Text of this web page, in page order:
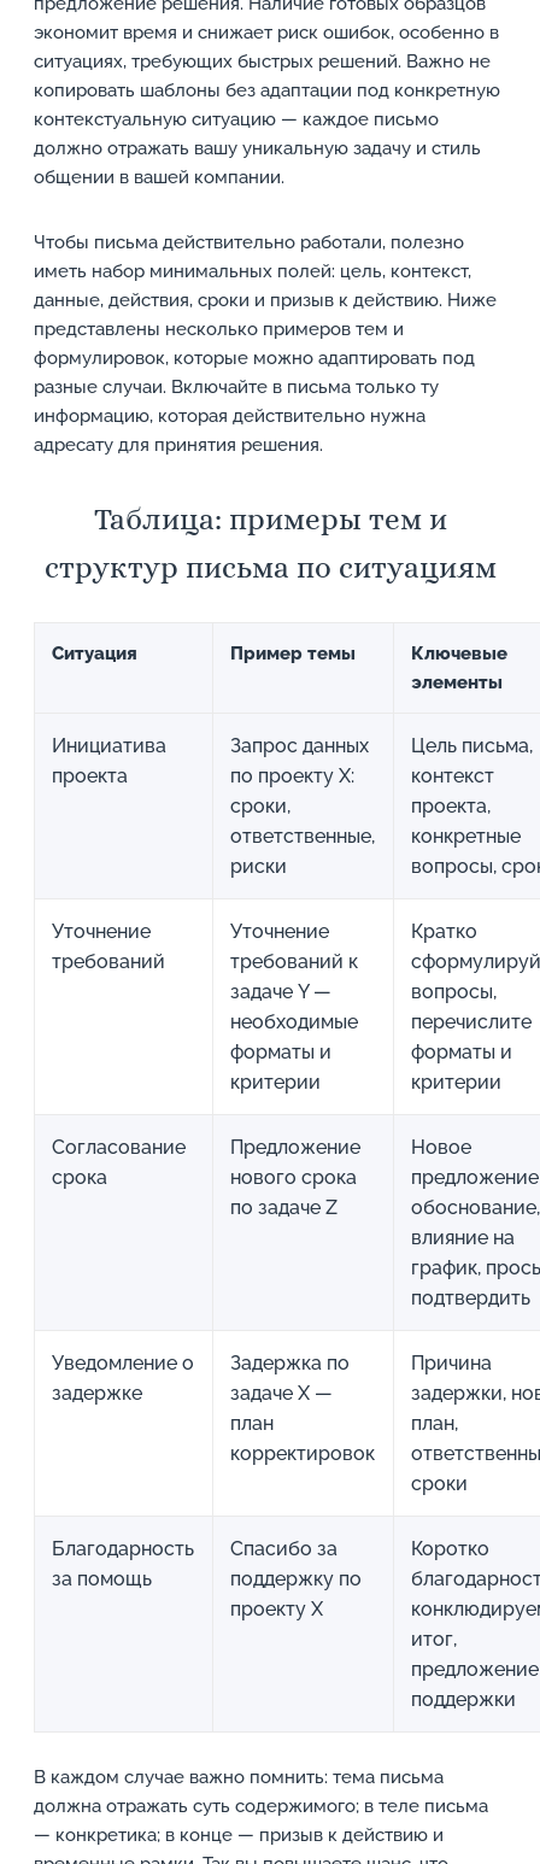
экономит время и снижает риск ошибок, особенно в
ситуациях, требующих быстрых решений. Важно не
копировать шаблоны без адаптации под конкретную
контекстуальную ситуацию — каждое письмо
должно отражать вашу уникальную задачу и стиль
общении в вашей компании.
Чтобы письма действительно работали, полезно
иметь набор минимальных полей: цель, контекст,
данные, действия, сроки и призыв к действию. Ниже
представлены несколько примеров тем и
формулировок, которые можно адаптировать под
разные случаи. Включайте в письма только ту
информацию, которая действительно нужна
адресату для принятия решения.
Таблица: примеры тем и
структур письма по ситуациям
Ситуация Пример темы
Ключевые
элементы
Инициатива
проекта
Запрос данных
по проекту X:
сроки,
ответственные,
риски
Цель письма,
контекст
проекта,
конкретные
вопросы,
Уточнение
требований
Уточнение
требований к
задаче Y —
необходимые
форматы и
критерии
Кратко
вопросы,
перечислите
форматы и
критерии
Согласование
срока
Предложение
нового срока
по задаче Z
Новое
обоснование,
влияние на
график,
подтвердить
Уведомление о
задержке
Задержка по
задаче X —
план
корректировок
Причина
задержки,
план,
сроки
Благодарность
за помощь
Спасибо за
поддержку по
проекту X
Коротко
итог,
предложение
поддержки
В каждом случае важно помнить: тема письма
должна отражать суть содержимого; в теле письма
— конкретика; в конце — призыв к действию и